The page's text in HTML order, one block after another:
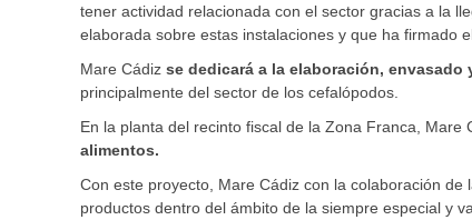
tener actividad relacionada con el sector gracias a la
elaborada sobre estas instalaciones y que ha firmado
Mare Cádiz se dedicará a la elaboración,
principalmente del sector de los cefalópodos.
En la planta del recinto fiscal de la Zona Franca, Mare
alimentos.
Con este proyecto, Mare Cádiz con la colaboración
productos dentro del ámbito de la siempre especial y